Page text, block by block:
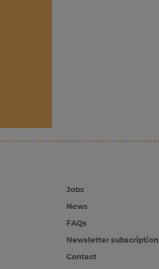
Jobs
News
FAQs
Newsletter subscription
Contact